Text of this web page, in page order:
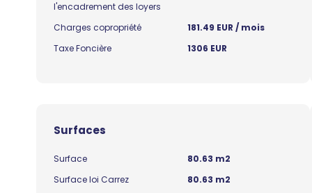
l'encadrement des loyers
Charges copropriété
181.49 EUR / mois
Taxe Foncière
1306 EUR
Surfaces
Surface
80.63 m2
Surface loi Carrez
80.63 m2